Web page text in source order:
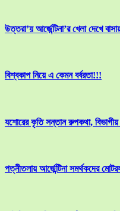
উত্তরা’য় আর্জেন্টিনা’র খেলা দেখে
বিশ্বকাপ নিয়ে এ কেমন বর্বরতা!!!
যশোরের কৃতি সন্তান রুপকথা, বিভাগীয়
পত্নীতলায় আর্জেন্টিনা সমর্থকদের